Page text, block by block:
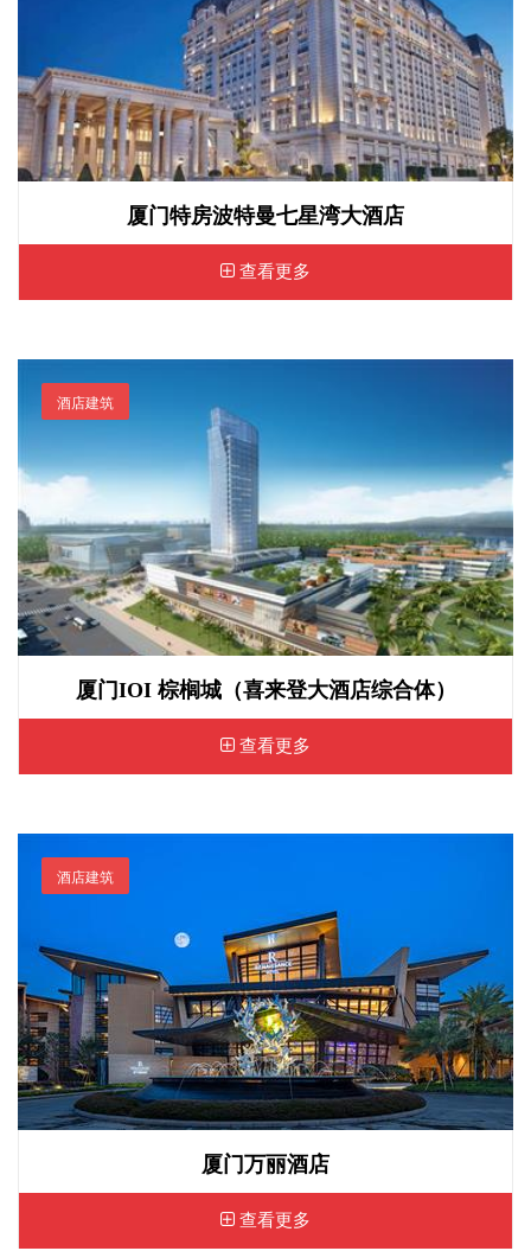
厦门特房波特曼七星湾大酒店
查看更多
酒店建筑
厦门IOI 棕榈城（喜来登大酒店综合体）
查看更多
酒店建筑
厦门万丽酒店
查看更多